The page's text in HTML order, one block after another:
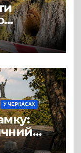
на
всохли
чи
У ЧЕРКАСАХ